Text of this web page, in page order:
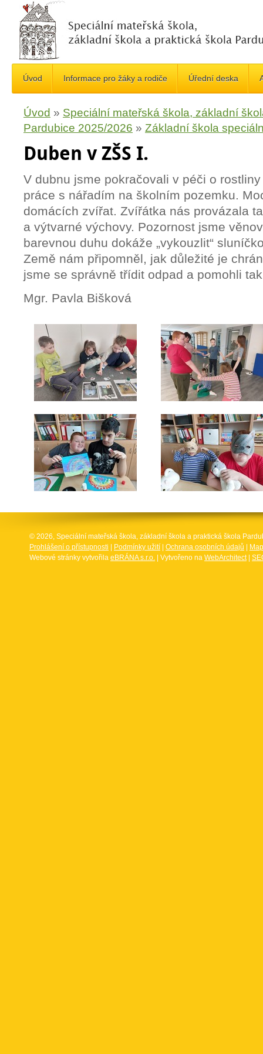
Úvod Informace pro žáky a rodiče Úřední deska
Úvod » Speciální mateřská škola, základní
Pardubice 2025/2026 » Základní škola
Duben v ZŠS I.
V dubnu jsme pokračovali v péči o
práce s nářadím na školním pozemku.
domácích zvířat. Zvířátka nás provázala
a výtvarné výchovy. Pozornost jsme
barevnou duhu dokáže „vykouzlit“
Země nám připomněl, jak důležité je
jsme se správně třídit odpad a pomohli
Mgr. Pavla Bišková
© 2026, Speciální mateřská škola, základní škola a praktická škola
Prohlášení o přístupnosti
Podmínky užití Ochrana osobních údajů
Webové stránky vytvořila eBRÁNA s.r.o. | Vytvořeno na WebArchitect|